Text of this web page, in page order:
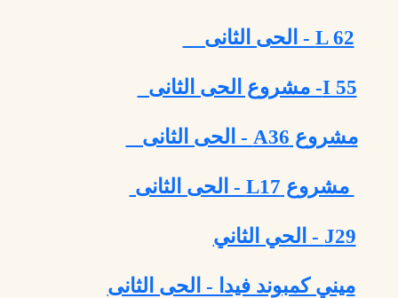
L 62 - الحى الثانى
I 55- مشروع الحى الثانى
مشروع A36 - الحى الثانى
مشروع L17 - الحى الثانى
J29 - الحي الثاني
ميني كمبوند فيدا - الحى الثانى